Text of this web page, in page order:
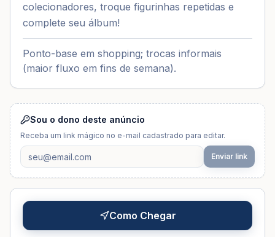
colecionadores, troque figurinhas repetidas e
complete seu álbum!
Ponto-base em shopping; trocas informais
(maior fluxo em fins de semana).
Sou o dono deste anúncio
Receba um link mágico no e-mail cadastrado para editar.
Enviar link
Como Chegar